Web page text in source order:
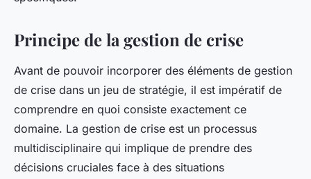
Principe de la gestion de crise
Avant de pouvoir incorporer des éléments de gestion
de crise dans un jeu de stratégie, il est impératif de
comprendre en quoi consiste exactement ce
domaine. La gestion de crise est un processus
multidisciplinaire qui implique de prendre des
décisions cruciales face à des situations